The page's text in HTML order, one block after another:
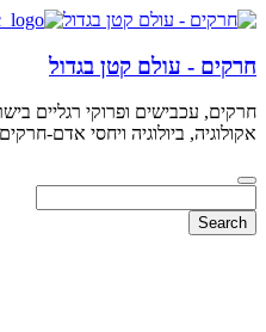
חרקים - עולם קטן בגדול
חרקים, עכבישים ופרוקי רגליים
אקולוגיה, ביולוגיה ויחסי אדם-